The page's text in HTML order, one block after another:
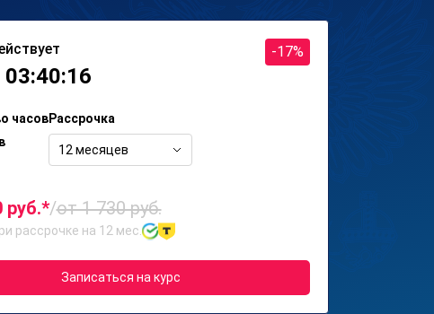
03:40:16
-17%
часовРассрочка
12 месяцев
руб.*/от 1 730 руб.
рассрочке на 12 мес.
Записаться на курс